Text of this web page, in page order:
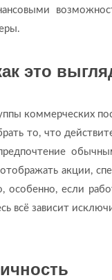
это
коммерческих
то, что
акции,
если
всё зависит